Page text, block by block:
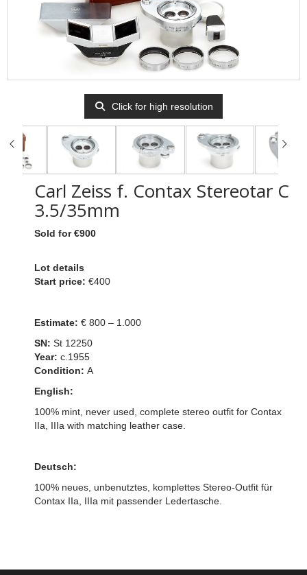
Click for high resolution
Carl Zeiss f. Contax Stereotar C
3.5/35mm
Sold for €900
Lot details
Start price: €400
Estimate: € 800 – 1.000
SN: St 12250
Year: c.1955
Condition: A
English:
100% mint, never used, complete stereo outfit for Contax
IIa, IIIa with matching leather case.
Deutsch:
100% neues, unbenutztes, komplettes Stereo-Outfit für
Contax IIa, IIIa mit passender Ledertasche.